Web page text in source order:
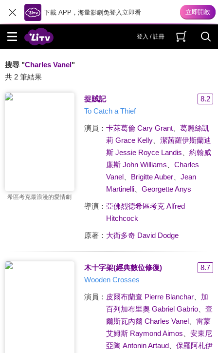
下載 APP，海量影劇免登入立即看
登入 / 註冊
搜尋 "Charles Vanel"
共 2 筆結果
希區考克最浪漫的愛情劇
捉賊記
8.2
To Catch a Thief
演員： 卡萊葛倫 Cary Grant、 葛麗絲凱
莉 Grace Kelly、 潔茜羅伊斯蘭迪
斯 Jessie Royce Landis
約翰威
廉斯 John Williams
Charles
Vanel、 Brigitte Auber、 Jean
Martinelli、 Georgette Anys
導演： 亞佛烈德希區考克 Alfred
Hitchcock
原著： 大衛多奇 David Dodge
木十字架(經典數位修復)
8.7
Wooden Crosses
演員： 皮爾布蘭查 Pierre Blanchar、 加
百列加布里奧 Gabriel Gabrio、 查
爾斯瓦內爾 Charles Vanel、 雷蒙
艾姆斯 Raymond Aimos
安東尼
亞陶 Antonin Artaud、 保羅阿札伊